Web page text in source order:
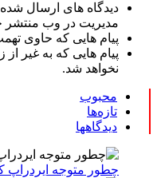
دیدگاه های ارسال
مدیریت در وب منتشر
پیام هایی که حاوی
پیام هایی که به غیر
نخواهد شد.
محبوب
تازه‌ها
دیدگاهها
چطور متوجه ایردراپ